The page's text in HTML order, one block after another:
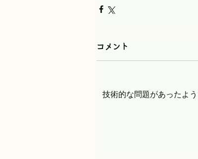
コメント
技術的な問題があったよ